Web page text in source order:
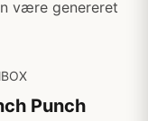
være genereret
Punch